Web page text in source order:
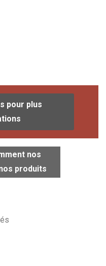
pour plus
nos
produits